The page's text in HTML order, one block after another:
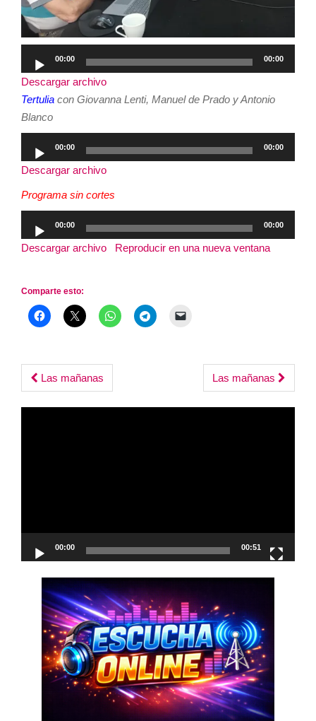
de
audio
00:00 00:00
Descargar archivo
Tertulia con Giovanna Lenti, Manuel de Prado y Antonio
Blanco
de
audio
00:00 00:00
Descargar archivo
Programa sin cortes
de
audio
00:00 00:00
Descargar archivo Reproducir en una nueva ventana
Comparte esto:
Post
navigation
Las mañanas Las mañanas
00:00 00:51